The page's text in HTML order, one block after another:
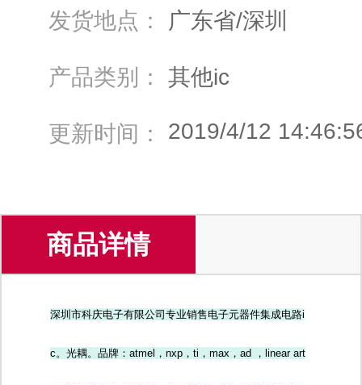
发货地点： 广东省/深圳
产品类别： 其他ic
更新时间： 2019/4/12
商品详情
深圳市科庆电子有限公司专业销售电子元器件集成电路i
c。光耦。品牌：atmel，nxp，ti，max，ad ，linear art